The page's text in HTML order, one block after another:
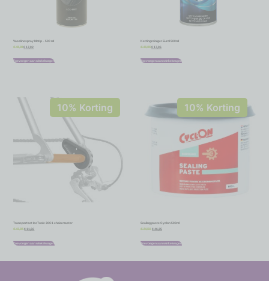
Vaselinespray Motip – 500 ml
€ 18,91 € 17,02
Toevoegen aan winkelwagen
Kettingreiniger Eurol 500ml
€ 18,95 € 17,06
Toevoegen aan winkelwagen
10% Korting
Transportset IceToolz 30C1 chain master
€ 12,95 € 11,66
Toevoegen aan winkelwagen
10% Korting
Sealing paste Cyclon 500ml
€ 51,50 € 46,35
Toevoegen aan winkelwagen